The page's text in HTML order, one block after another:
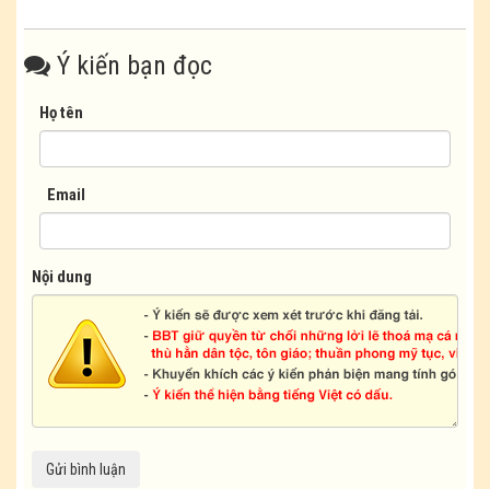
Ý kiến bạn đọc
Họ tên
Email
Nội dung